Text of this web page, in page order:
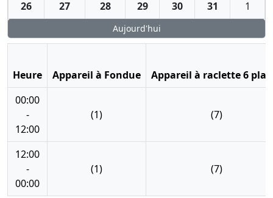
26
27 28 29 30 31 1
Aujourd'hui
Heure Appareil à Fondue
Appareil à raclette 6
00:00
-
12:00
(1) (7)
12:00
-
00:00
(1) (7)